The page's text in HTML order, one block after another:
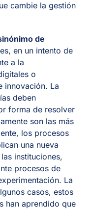
cambie la gestión
de
en un intento de
a la
o
innovación. La
deben
forma de resolver
son las más
los procesos
una nueva
instituciones,
procesos de
La
casos, estos
han aprendido que